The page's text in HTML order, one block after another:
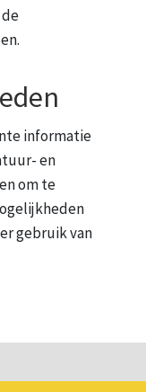
informatie
en
om te
gebruik van